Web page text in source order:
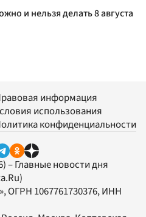
и нельзя делать 8 августа
информация
использования
конфиденциальности
– Главные новости дня
, ОГРН 1067761730376, ИНН